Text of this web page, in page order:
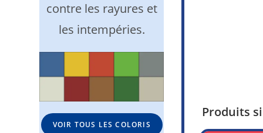
Produits
contre les rayures et
les intempéries.
VOIR TOUS LES COLORIS